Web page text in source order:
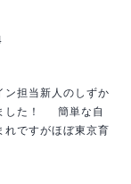
ン担当新人のしずか
した！ 簡単な自
れですがほぼ東京育